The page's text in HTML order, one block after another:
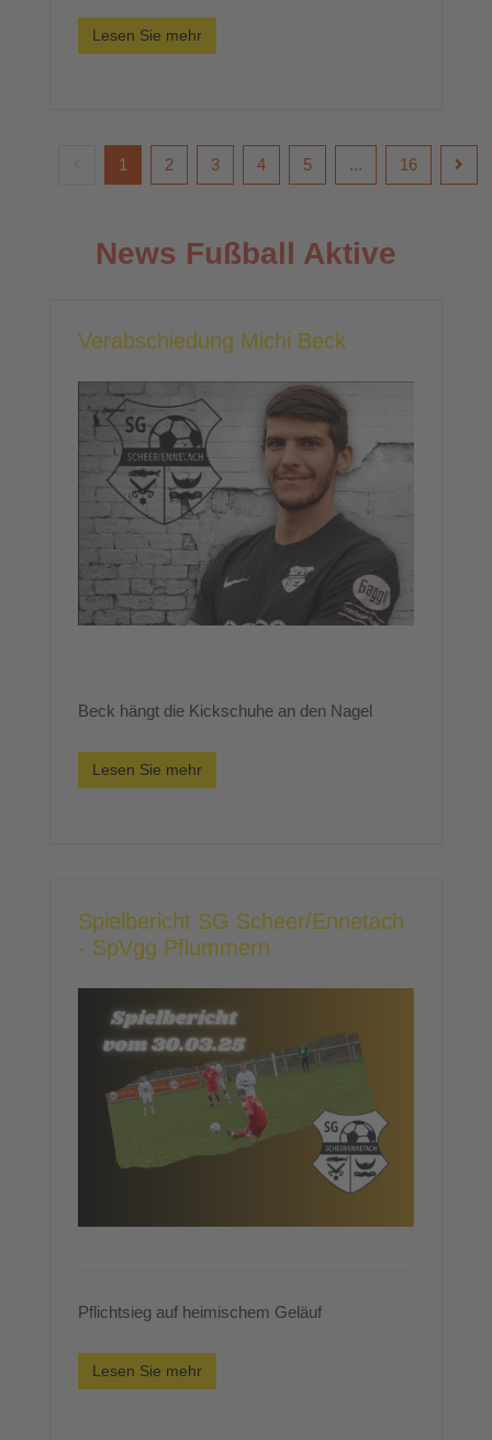
Lesen Sie mehr
1 2 3 4 5 ... 16
News Fußball Aktive
Verabschiedung Michi Beck
Beck hängt die Kickschuhe an den Nagel
Lesen Sie mehr
Spielbericht SG Scheer/Ennetach
- SpVgg Pflummern
Pflichtsieg auf heimischem Geläuf
Lesen Sie mehr